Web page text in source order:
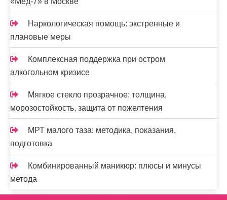
Наркологическая помощь: экстренные и
плановые меры
Комплексная поддержка при остром
алкогольном кризисе
Мягкое стекло прозрачное: толщина,
морозостойкость, защита от пожелтения
МРТ малого таза: методика, показания,
подготовка
Комбинированный маникюр: плюсы и минусы
метода